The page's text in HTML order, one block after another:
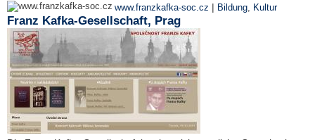
www.franzkafka-soc.cz | Bildung, Kultur
Franz Kafka-Gesellschaft, Prag